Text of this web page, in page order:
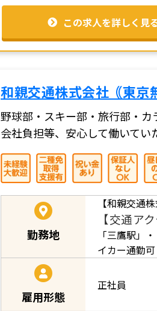
この求人を詳しく見
和親交通株式会社｟東京
野球部・スキー部・旅行部・
会社負担等、安心して働いてい
勤務地
【和親交通
【交通アク
「三鷹駅」
イカー通勤可
雇用形態
正社員